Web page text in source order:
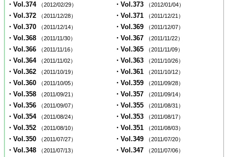
・Vol.374 （2012/02/29） ・Vol.373 （2012/01/04）
・Vol.372 （2011/12/28） ・Vol.371 （2011/12/21）
・Vol.370 （2011/12/14） ・Vol.369 （2011/12/07）
・Vol.368 （2011/11/30） ・Vol.367 （2011/11/22）
・Vol.366 （2011/11/16） ・Vol.365 （2011/11/09）
・Vol.364 （2011/11/02） ・Vol.363 （2011/10/26）
・Vol.362 （2011/10/19） ・Vol.361 （2011/10/12）
・Vol.360 （2011/10/05） ・Vol.359 （2011/09/28）
・Vol.358 （2011/09/21） ・Vol.357 （2011/09/14）
・Vol.356 （2011/09/07） ・Vol.355 （2011/08/31）
・Vol.354 （2011/08/24） ・Vol.353 （2011/08/17）
・Vol.352 （2011/08/10） ・Vol.351 （2011/08/03）
・Vol.350 （2011/07/27） ・Vol.349 （2011/07/20）
・Vol.348 （2011/07/13） ・Vol.347 （2011/07/06）